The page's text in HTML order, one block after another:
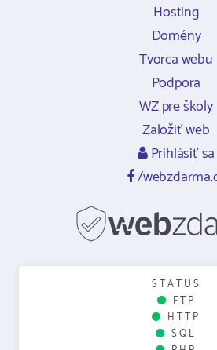
Hosting
Domény
Tvorca webu
Podpora
WZ pre školy
Založiť web
Prihlásiť sa
/
STATUS
FTP
HTTP
SQL